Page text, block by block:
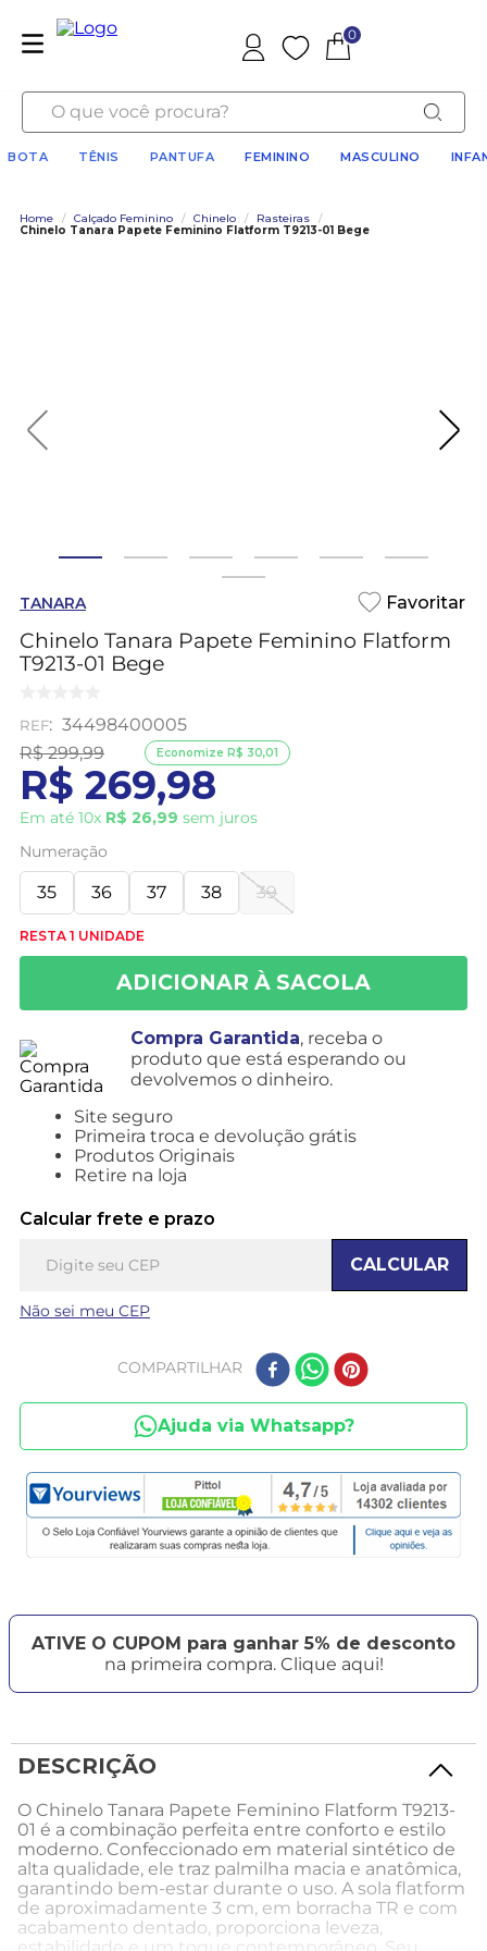
Favoritos
0
O que você procura?
BOTA TÊNIS PANTUFA FEMININO MASCULINO
Home / Calçado Feminino / Chinelo / Rasteiras
/
Chinelo Tanara Papete Feminino Flatform T9213-01 Bege
TANARA
Chinelo Tanara Papete Feminino Flatform
T9213-01 Bege
: 34498400005
R$ 299,99
R$ 269,98
Em até 10x R$ 26,99 sem juros
Economize R$ 30,01
Numeração
35 36 37 38 39
RESTA 1 UNIDADE
Compra Garantida, receba o
produto que está esperando ou
devolvemos o dinheiro.
Site seguro
Primeira troca e devolução grátis
Produtos Originais
Retire na loja
Calcular frete e prazo
CALCULAR
Não sei meu CEP
COMPARTILHAR
Ajuda via Whatsapp?
ATIVE O CUPOM para ganhar 5% de desconto
na primeira compra. Clique aqui!
DESCRIÇÃO
O Chinelo Tanara Papete Feminino Flatform T9213-
01 é a combinação perfeita entre conforto e estilo
moderno. Confeccionado em material sintético de
alta qualidade, ele traz palmilha macia e anatômica,
garantindo bem-estar durante o uso. A sola flatform
de aproximadamente 3 cm, em borracha TR e com
acabamento dentado, proporciona leveza,